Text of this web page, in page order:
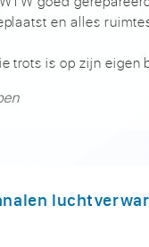
en alles
trots is op zijn eigen